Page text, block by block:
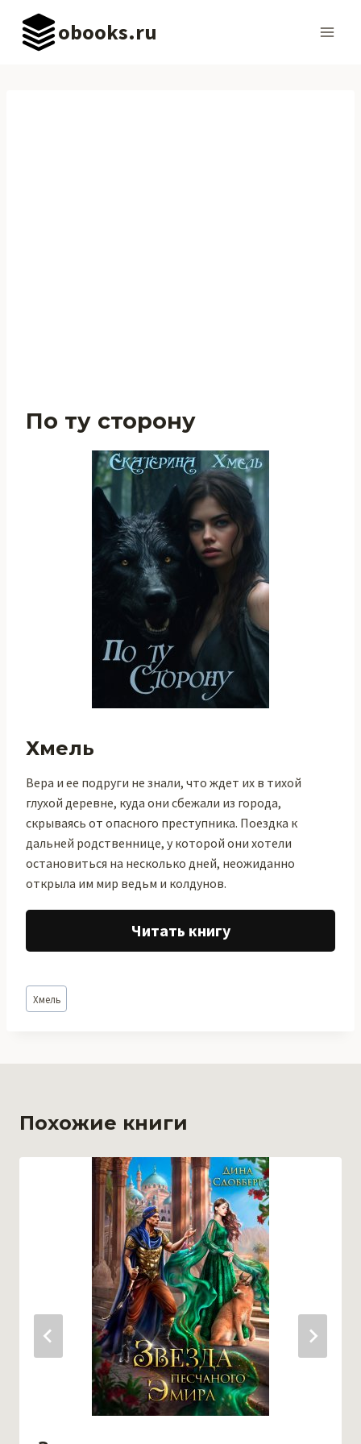
Перейти
содержимому
obooks.ru
По ту сторону
Хмель
Вера и ее подруги не знали, что ждет их в тихой
глухой деревне, куда они сбежали из города,
скрываясь от опасного преступника. Поездка к
дальней родственнице, у которой они хотели
остановиться на несколько дней, неожиданно
открыла им мир ведьм и колдунов.
Читать книгу
Метки
записи:
Хмель
Похожие книги